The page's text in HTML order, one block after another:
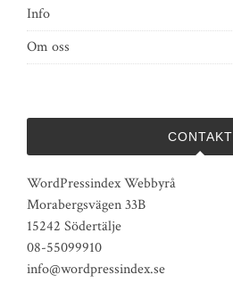
Info
Om oss
CONTAKT
WordPressindex Webbyrå
Morabergsvägen 33B
15242 Södertälje
08-55099910
info@wordpressindex.se